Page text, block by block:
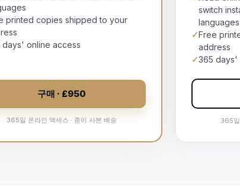
printed copies shipped to your
days' online access
구매 · £950
365일 온라인 액세스 · 종이 사본 배송
switch
languages
✓Free
address
✓365 days'
365일